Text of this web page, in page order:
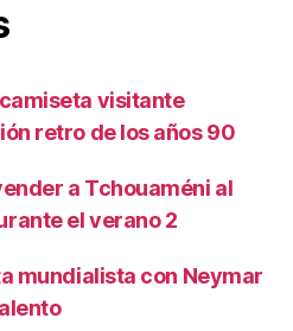
visitante
retro de los años 90
a Tchouaméni al
el verano 2
mundialista con Neymar